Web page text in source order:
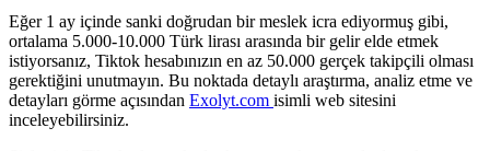
Eğer 1 ay içinde sanki doğrudan bir meslek icra ediyormuş gibi,
ortalama 5.000-10.000 Türk lirası arasında bir gelir elde etmek
istiyorsanız, Tiktok hesabınızın en az 50.000 gerçek takipçili olması
gerektiğini unutmayın. Bu noktada detaylı araştırma, analiz etme ve
detayları görme açısından Exolyt.com isimli web sitesini
inceleyebilirsiniz.